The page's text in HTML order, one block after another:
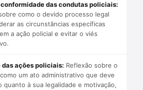
das condutas policiais:
como o devido processo legal
as circunstâncias específicas
a ação policial e evitar o viés
das ações policiais: Reflexão sobre o
um ato administrativo que deve
quanto à sua legalidade e motivação,